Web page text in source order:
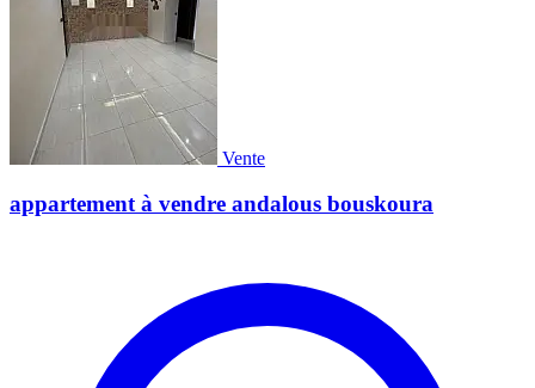
Vente
appartement à vendre andalous bouskoura